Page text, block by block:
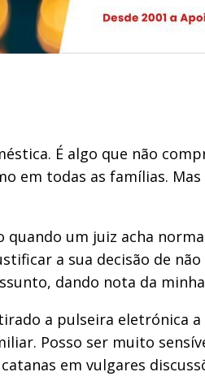
É algo que não
em todas as famílias.
um juiz acha
a sua decisão de
dando nota da
a pulseira eletrónica
Posso ser muito
em vulgares